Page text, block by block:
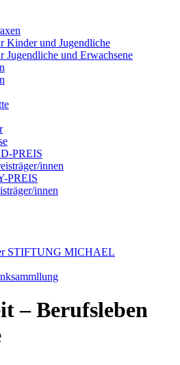
Kinder und Jugendliche
Jugendliche und Erwachsene
PREIS
innen
PREIS
innen
STIFTUNG MICHAEL
– Berufsleben